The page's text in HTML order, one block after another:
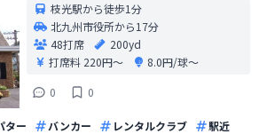
枝光駅から徒歩1分
北九州市役所から17分
48打席
200yd
打席料 220円〜
8.0円/球〜
0
0
ター バンカー レンタルクラブ
駅近